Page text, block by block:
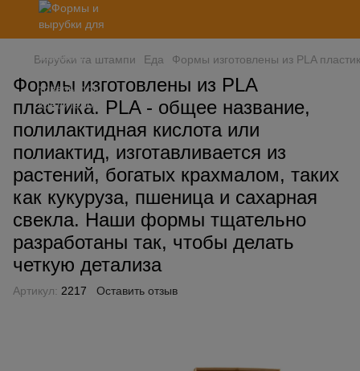
Вирубки та штампи Еда Формы изготовлены из PLA
Формы изготовлены из PLA
пластика. PLA - общее название,
полилактидная кислота или
полиактид, изготавливается из
растений, богатых крахмалом, таких
как кукуруза, пшеница и сахарная
свекла. Наши формы тщательно
разработаны так, чтобы делать
четкую детализа
Артикул: 2217 Оставить отзыв